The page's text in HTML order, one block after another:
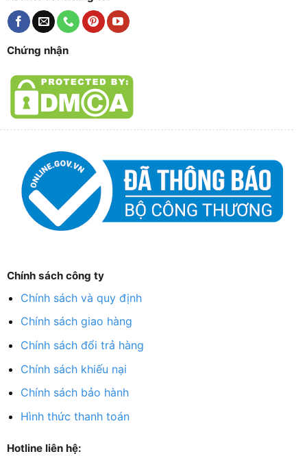
Chứng nhận
Chính sách công ty
Chính sách và quy định
Chính sách giao hàng
Chính sách đổi trả hàng
Chính sách khiếu nại
Chính sách bảo hành
Hình thức thanh toán
Hotline liên hệ: